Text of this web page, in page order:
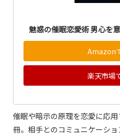
魅惑の催眠恋愛術 男心を
Amazon
楽天市場
催眠や暗示の原理を恋愛に応
冊。相手とのコミュニケーシ